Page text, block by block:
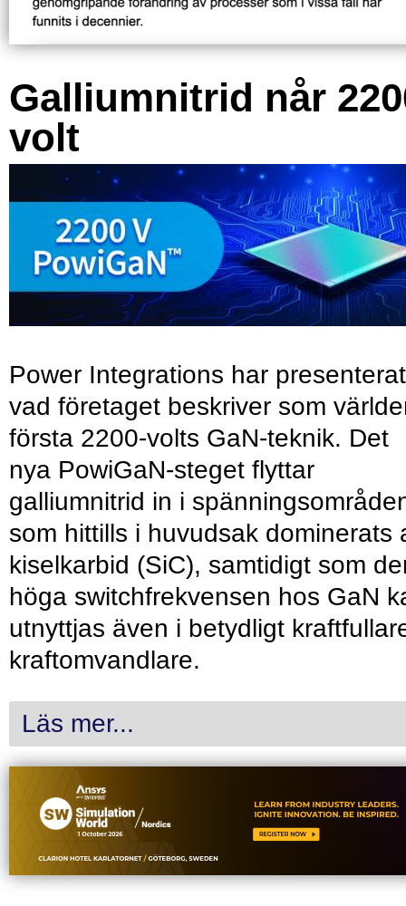
Galliumnitrid når
volt
Power Integrations har presenterat
vad företaget beskriver som
första 2200-volts GaN-teknik. Det
nya PowiGaN-steget flyttar
galliumnitrid in i
som hittills i huvudsak dominerats
kiselkarbid (SiC), samtidigt som
höga switchfrekvensen hos GaN
utnyttjas även i betydligt
kraftomvandlare.
Läs mer...